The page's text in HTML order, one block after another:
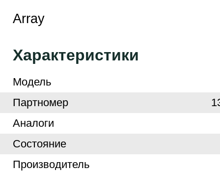
Array
Характеристики
Модель
Партномер
Аналоги
Cостояние
Производитель